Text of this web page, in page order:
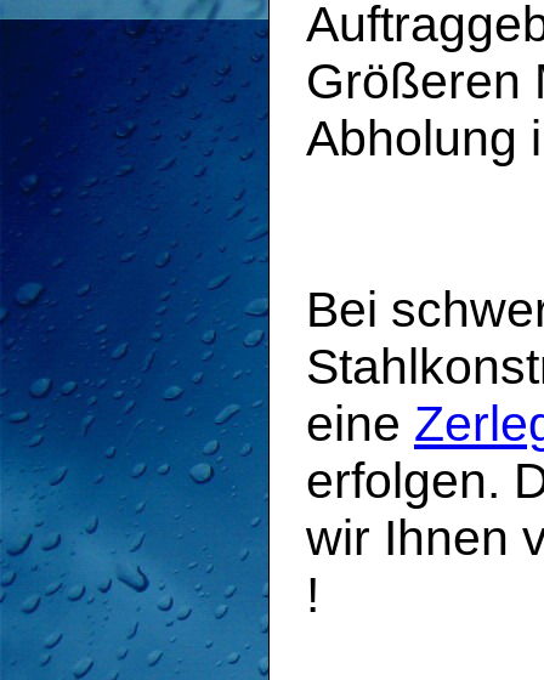
Größeren
Abholung
Bei
eine
erfolgen.
wir Ihnen
!